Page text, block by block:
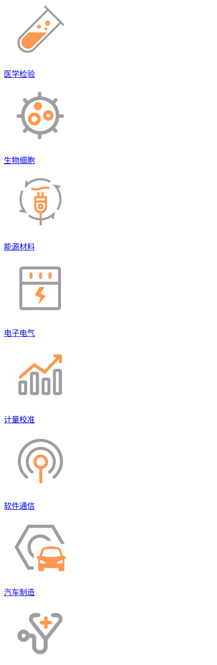
医学检验
生物细胞
能源材料
电子电气
计量校准
软件通信
汽车制造